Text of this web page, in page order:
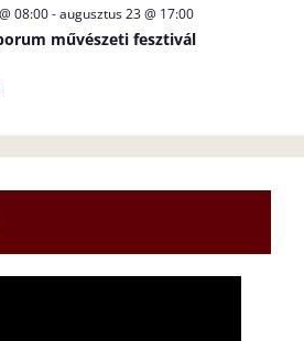
08:00-augusztus 23 @ 17:00
művészeti fesztivál